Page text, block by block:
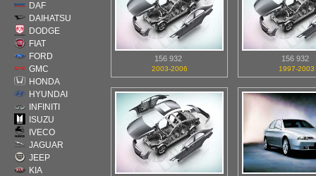
DAF
DAIHATSU
DODGE
FIAT
FORD
GMC
HONDA
HYUNDAI
INFINITI
ISUZU
IVECO
JAGUAR
JEEP
KIA
156 932
2003-2006
156 932
1997-2003